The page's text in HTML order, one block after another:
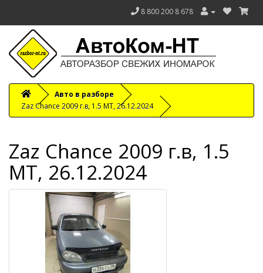
8 800 200 8 678
Авто в разборе
Zaz Chance 2009 г.в, 1.5 МТ, 26.12.2024
Zaz Chance 2009 г.в, 1.5
МТ, 26.12.2024